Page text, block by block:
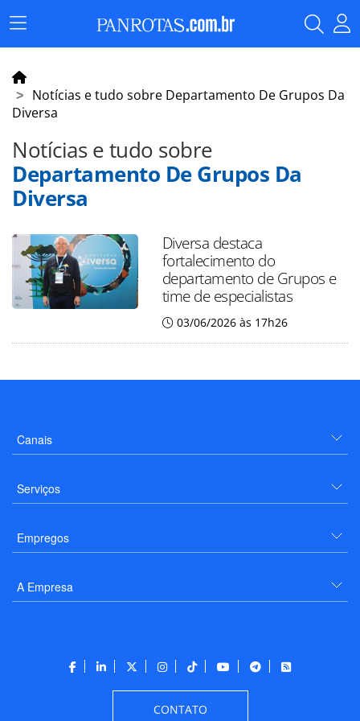
Menu
Principal
Notícias e tudo sobre Departamento De Grupos Da
Diversa
Notícias e tudo sobre
Departamento De Grupos Da
Diversa
Diversa destaca
fortalecimento do
departamento de Grupos e
time de especialistas
03/06/2026 às 17h26
Canais
Serviços
Empregos
A Empresa
CONTATO